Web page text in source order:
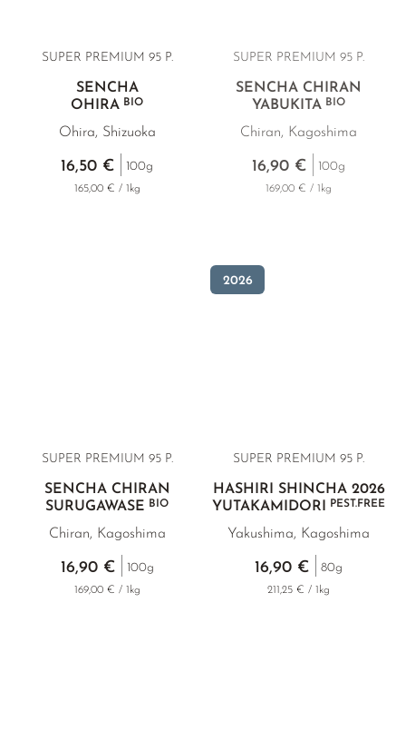
SUPER PREMIUM 95 P.
SENCHA
OHIRA BIO
Ohira, Shizuoka
16,50 € 100g
165,00 € / 1kg
SUPER PREMIUM 95 P.
SENCHA CHIRAN
YABUKITA BIO
Chiran, Kagoshima
16,90 € 100g
169,00 € / 1kg
SUPER PREMIUM 95 P.
SENCHA CHIRAN
SURUGAWASE BIO
Chiran, Kagoshima
16,90 € 100g
169,00 € / 1kg
2026
SUPER PREMIUM 95 P.
HASHIRI SHINCHA 2026
YUTAKAMIDORI
PEST.FREE
Yakushima, Kagoshima
16,90 € 80g
211,25 € / 1kg